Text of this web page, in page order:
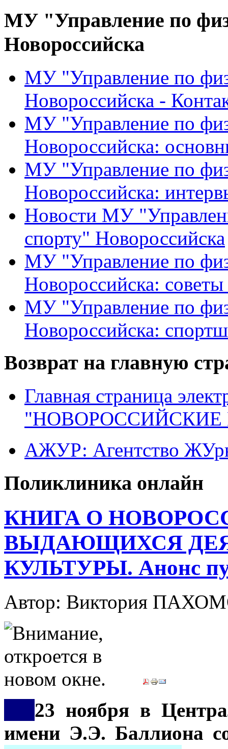
МУ "Управление по
Новороссийска
МУ "Управление по
Новороссийска -
МУ "Управление по
Новороссийска:
МУ "Управление по
Новороссийска:
Новости МУ
спорту" Новороссийска
МУ "Управление по
Новороссийска:
МУ "Управление по
Новороссийска:
Возврат на главную
Главная страница
"НОВОРОССИЙСКИЕ
АЖУР: Агентство
Поликлиника онлайн
КНИГА О
ВЫДАЮЩИХСЯ
КУЛЬТУРЫ. Анонс
Автор: Виктория
23 ноября в
имени Э.Э. Баллиона